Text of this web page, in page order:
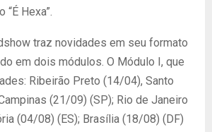
Hexa”.
traz novidades em seu formato
em dois módulos. O Módulo I, que
Ribeirão Preto (14/04), Santo
(21/09) (SP); Rio de Janeiro
(04/08) (ES); Brasília (18/08) (DF)